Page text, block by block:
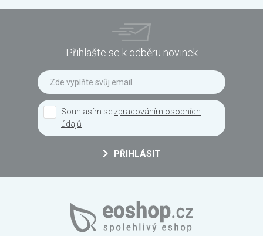
Přihlašte se k odběru novinek
Souhlasím se zpracováním osobních
údajů
PŘIHLÁSIT